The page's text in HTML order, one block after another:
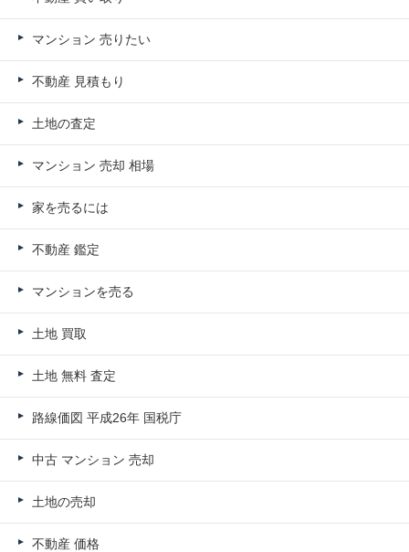
マンション 売りたい
不動産 見積もり
土地の査定
マンション 売却 相場
家を売るには
不動産 鑑定
マンションを売る
土地 買取
土地 無料 査定
路線価図 平成26年 国税庁
中古 マンション 売却
土地の売却
不動産 価格